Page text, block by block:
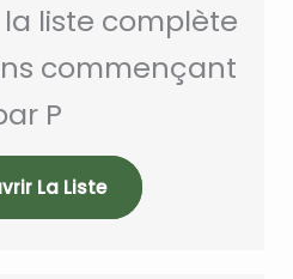
la liste complète
commençant
P
La Liste